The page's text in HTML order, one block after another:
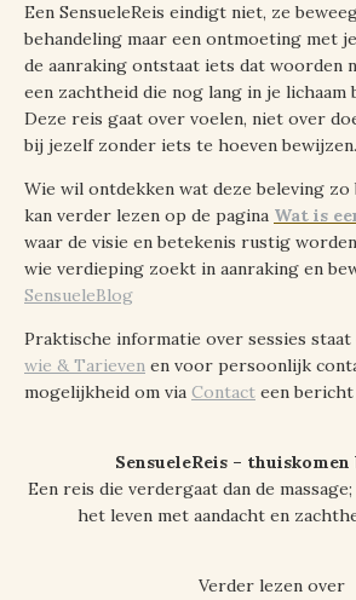
Een SensueleReis eindigt niet, ze
behandeling maar een ontmoeting met
de aanraking ontstaat iets dat woorden
een zachtheid die nog lang in je
Deze reis gaat over voelen, niet over
bij jezelf zonder iets te hoeven bewijzen.
Wie wil ontdekken wat deze beleving zo
kan verder lezen op de pagina Wat is
waar de visie en betekenis rustig
wie verdieping zoekt in aanraking en
SensueleBlog
Praktische informatie over sessies staat
wie & Tarieven en voor persoonlijk
mogelijkheid om via Contact een
SensueleReis –
Een reis die verdergaat dan de
het leven met aandacht en
Verder lezen over